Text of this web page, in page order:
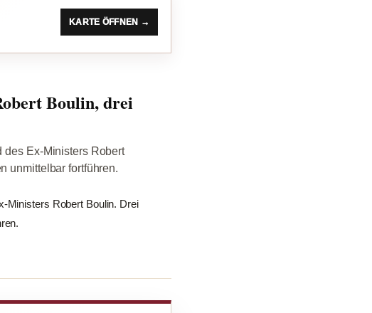
KARTE ÖFFNEN →
Boulin, drei
des Ex-Ministers Robert
unmittelbar fortführen.
Ministers Robert Boulin. Drei